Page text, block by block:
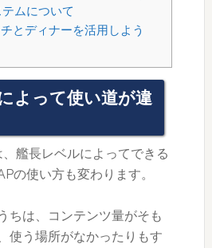
ムについて
とディナーを活用しよう
よって使い道が違
艦長レベルによってできる
の使い方も変わります。
ちは、コンテンツ量がそも
使う場所がなかったりもす